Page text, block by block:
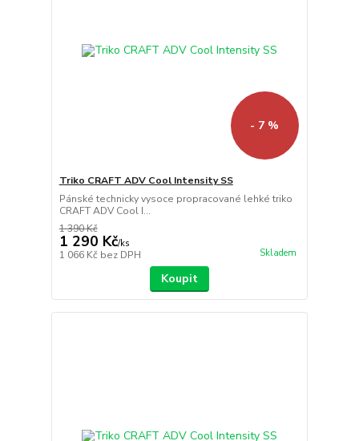
- 7 %
Triko CRAFT ADV Cool Intensity SS
Pánské technicky vysoce propracované lehké triko
CRAFT ADV Cool I...
1 390 Kč
1 290 Kč/ks
1 066 Kč bez DPH Skladem
Koupit